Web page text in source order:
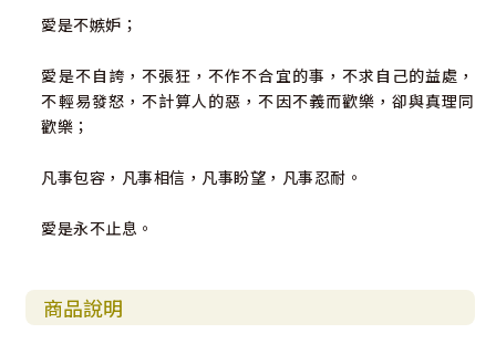
愛是不嫉妒；
愛是不自誇，不張狂，不作不合宜的事，不求自己的益處，
不輕易發怒，不計算人的惡，不因不義而歡樂，卻與真理同
歡樂；
凡事包容，凡事相信，凡事盼望，凡事忍耐。
愛是永不止息。
商品說明